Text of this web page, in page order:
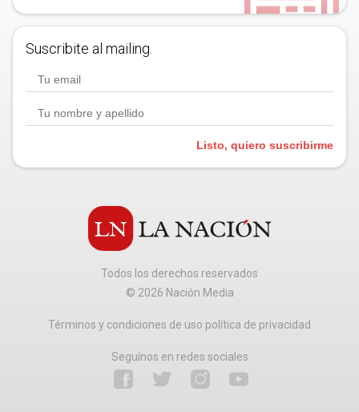
Suscribite al mailing.
Listo, quiero suscribirme
Todos los derechos reservados
© 2026 Nación Media
Términos y condiciones de uso política de privacidad
Seguínos en redes sociales